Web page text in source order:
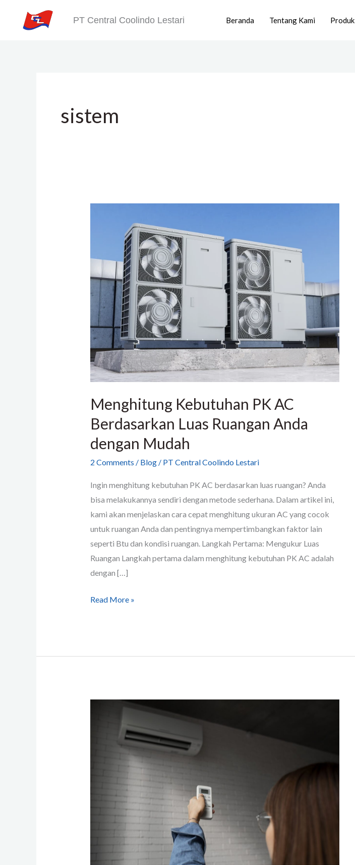
PT Central Coolindo Lestari Beranda Tentang Kami Produk
sistem
Menghitung Kebutuhan PK AC
Berdasarkan Luas Ruangan Anda
dengan Mudah
2 Comments / Blog/ PT Central Coolindo Lestari
Ingin menghitung kebutuhan PK AC berdasarkan luas ruangan? Anda
bisa melakukannya sendiri dengan metode sederhana. Dalam artikel ini,
kami akan menjelaskan cara cepat menghitung ukuran AC yang cocok
untuk ruangan Anda dan pentingnya mempertimbangkan faktor lain
seperti Btu dan kondisi ruangan. Langkah Pertama: Mengukur Luas
Ruangan Langkah pertama dalam menghitung kebutuhan PK AC adalah
dengan […]
Berdasarkan
Luas
Ruangan
Anda
dengan
Mudah
Read More »
Penggunaan